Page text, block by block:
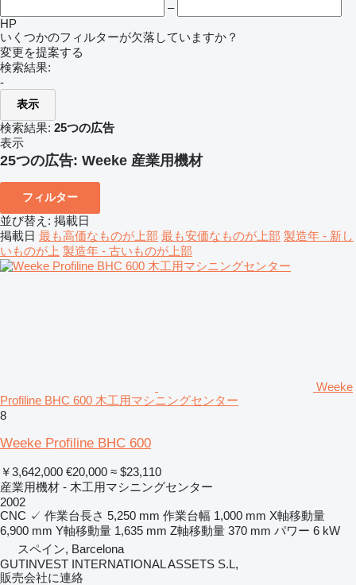
–
HP
いくつかのフィルターが欠落していますか？
変更を提案する
検索結果:
-
表示
検索結果: 25つの広告
表示
25つの広告: Weeke 産業用機材
フィルター
並び替え : 掲載日
掲載日 最も高価なものが上部 最も安価なものが上部 製造年 - 新し
いものが上 製造年 - 古いものが上部
Weeke
Profiline BHC 600 木工用マシニングセンター
8
Weeke Profiline BHC 600
￥3,642,000 €20,000 ≈ $23,110
産業用機材 - 木工用マシニングセンター
2002
CNC ✓ 作業台長さ 5,250 mm 作業台幅 1,000 mm X軸移動量
6,900 mm Y軸移動量 1,635 mm Z軸移動量 370 mm パワー 6 kW
スペイン, Barcelona
GUTINVEST INTERNATIONAL ASSETS S.L,
販売会社に連絡